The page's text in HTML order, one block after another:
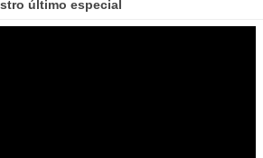
último especial